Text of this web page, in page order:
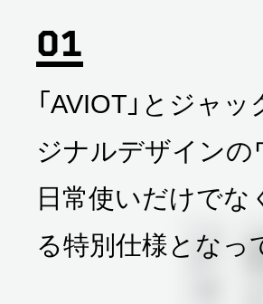
「AVIOT」とジャ
ジナルデザインの
日常使いだけでな
る特別仕様となっ